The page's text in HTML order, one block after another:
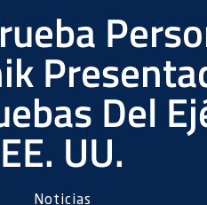
Del
EE. UU.
Noticias